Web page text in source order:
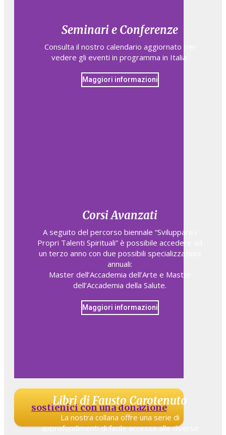
Seminari e Conferenze
Consulta il nostro calendario aggiornato per
vedere gli eventi in programma in Italia.
Maggiori informazioni
Corsi Avanzati
A seguito del percorso biennale “Sviluppare i
Propri Talenti Spirituali” è possibile accedere ad
un terzo anno con due possibili specializzazioni
annuali:
Master dell’Accademia dell’Arte e Master
dell’Accademia della Salute.
Maggiori informazioni
Libri di Fausto Carotenuto
La nostra collana offre una serie di
approfondimenti di facile accesso alle diverse
sostienici con una donazione